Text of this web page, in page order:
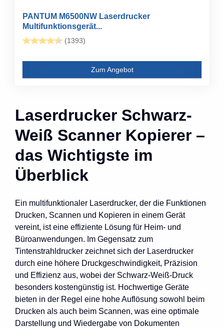
PANTUM M6500NW Laserdrucker
Multifunktionsgerät...
(1393)
Zum Angebot
Laserdrucker Schwarz-
Weiß Scanner Kopierer –
das Wichtigste im
Überblick
Ein multifunktionaler Laserdrucker, der die Funktionen
Drucken, Scannen und Kopieren in einem Gerät
vereint, ist eine effiziente Lösung für Heim- und
Büroanwendungen. Im Gegensatz zum
Tintenstrahldrucker zeichnet sich der Laserdrucker
durch eine höhere Druckgeschwindigkeit, Präzision
und Effizienz aus, wobei der Schwarz-Weiß-Druck
besonders kostengünstig ist. Hochwertige Geräte
bieten in der Regel eine hohe Auflösung sowohl beim
Drucken als auch beim Scannen, was eine optimale
Darstellung und Wiedergabe von Dokumenten